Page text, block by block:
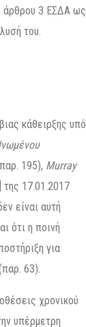
άρθρου 3 ΕΣΔΑ ως
του.
κάθειρξης υπό
195), Murray
της 17.01.2017
είναι αυτή
ότι η ποινή
για
63).
χρονικού
υπέρμετρη